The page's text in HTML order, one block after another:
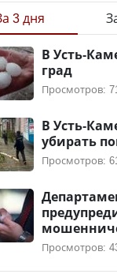
3 дня
В Усть-
град
Просмотров:
В Усть-
убирать
Просмотров:
Просмотров: